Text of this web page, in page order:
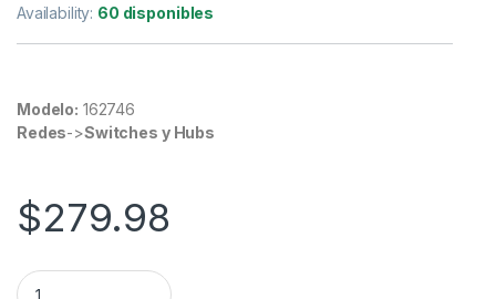
Availability: 60 disponibles
Modelo: 162746
Redes->Switches y Hubs
$279.98
Manhattan Hub USB C 3.0 Macho - 4x USB A 3.0 Hembra,